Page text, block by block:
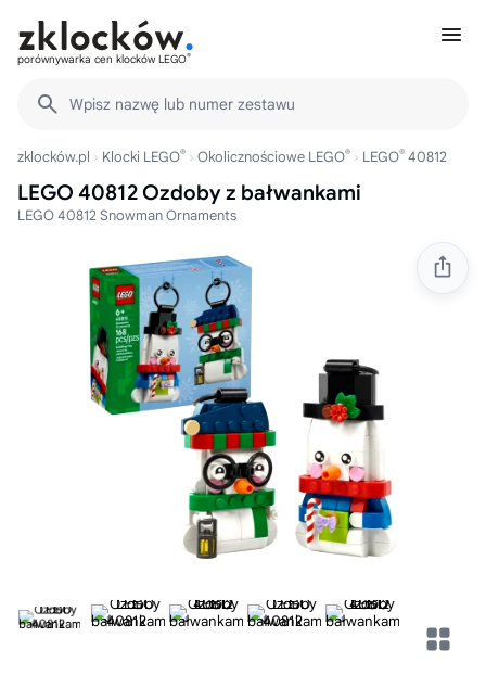
porównywarka cen klocków LEGO®
Wpisz nazwę lub numer zestawu
zklocków.pl Klocki LEGO® Okolicznościowe LEGO® LEGO® 40812
LEGO 40812 Ozdoby z bałwankami
LEGO 40812 Snowman Ornaments